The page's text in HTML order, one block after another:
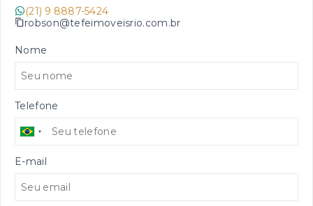
(21) 9 8887-5424
robson@tefeimoveisrio.com.br
Nome
Telefone
E-mail